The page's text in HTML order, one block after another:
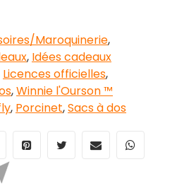
Maroquinerie,
, Idées cadeaux
Licences officielles,
,Winnie l'Ourson ™
, Porcinet,Sacs à dos